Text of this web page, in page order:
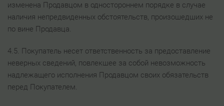
изменена Продавцом в одностороннем порядке в случае
наличия непредвиденных обстоятельств, произошедших не
по вине Продавца.
4.5. Покупатель несет ответственность за предоставление
неверных сведений, повлекшее за собой невозможность
надлежащего исполнения Продавцом своих обязательств
перед Покупателем.